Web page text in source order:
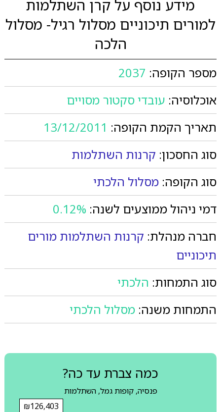
מידע נוסף על קרן השתלמות
למורים תיכוניים מסלול רגיל- מסלול
הלכה
מספר הקופה: 2037
אוכלוסיה: עובדי סקטור מסויים
תאריך הקמת הקופה: 13/12/2011
סוג החסכון: קרנות השתלמות
סוג הקופה: מסלול הלכתי
דמי ניהול ממוצעים לשנה: 0.12%
חברה מנהלת: קרנות השתלמות מורים
תיכוניים
סוג התמחות: הלכתי
התמחות משנה: מסלול הלכתי
כמה צברת עד כה?
פנסיה, קופות גמל, השתלמות
₪126,403